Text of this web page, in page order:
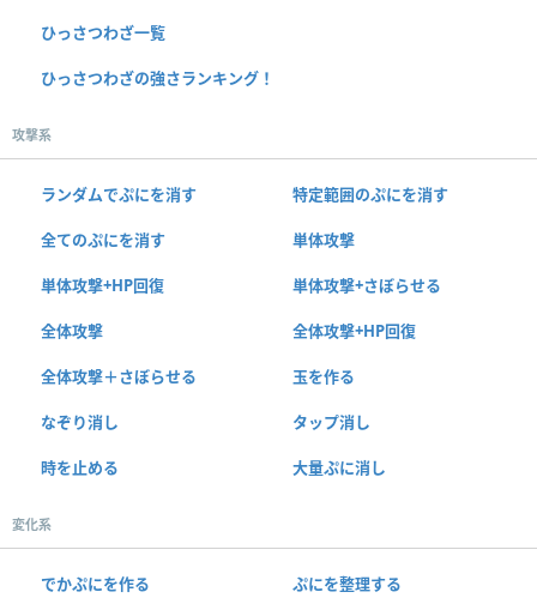
ひっさつわざ一覧
ひっさつわざの強さランキング！
攻撃系
ランダムでぷにを消す 特定範囲のぷにを消す
全てのぷにを消す 単体攻撃
単体攻撃+HP回復 単体攻撃+さぼらせる
全体攻撃 全体攻撃+HP回復
全体攻撃＋さぼらせる 玉を作る
なぞり消し タップ消し
時を止める 大量ぷに消し
変化系
でかぷにを作る ぷにを整理する